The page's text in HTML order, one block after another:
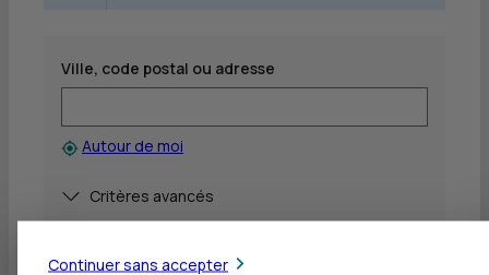
Ville, code postal ou adresse
Autour de moi
Afficher
Critères avancés
Continuer sans accepter